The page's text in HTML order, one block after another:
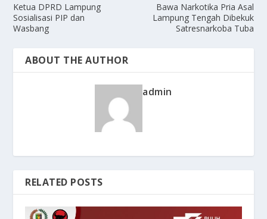
Ketua DPRD Lampung
Sosialisasi PIP dan
Wasbang
Bawa Narkotika Pria Asal
Lampung Tengah Dibekuk
Satresnarkoba Tuba
ABOUT THE AUTHOR
admin
RELATED POSTS